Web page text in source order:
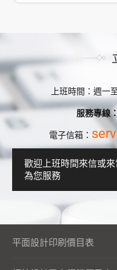
上班時間：週一
服務專線：
電子信箱：
歡迎上班時間來信或
為您服務
平面設計印刷價目表